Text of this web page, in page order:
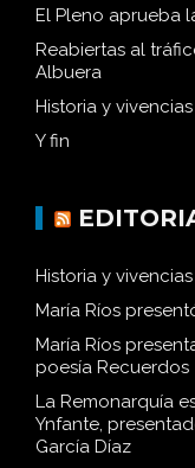
El Pleno aprueba
Reabiertas al
Albuera
Historia y
Y fin
Historia y
María Ríos
María Ríos
poesía Recuerdos
La Remonarquía
Ynfante,
García Díaz